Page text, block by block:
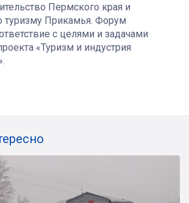
Пермского края и
туризму Прикамья. Форум
с целями и задачами
«Туризм и индустрия